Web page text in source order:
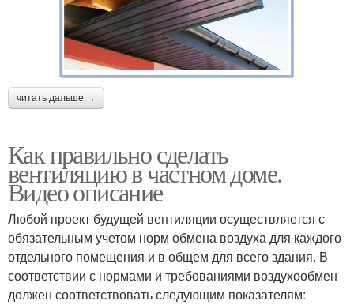
читать дальше →
Как правильно сделать
вентиляцию в частном доме.
Видео описание
Любой проект будущей вентиляции осуществляется с
обязательным учетом норм обмена воздуха для каждого
отдельного помещения и в общем для всего здания. В
соответствии с нормами и требованиями воздухообмен
должен соответствовать следующим показателям: